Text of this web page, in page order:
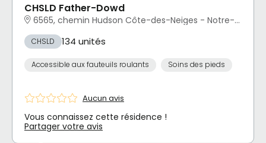
CHSLD Father-Dowd
6565, chemin Hudson Côte-des-Neiges - Notre-Dame-de-Grâce, Montréal, QC
CHSLD 134 unités
Accessible aux fauteuils roulants Soins des pieds
Aucun avis
Vous connaissez cette résidence !
Partager votre avis